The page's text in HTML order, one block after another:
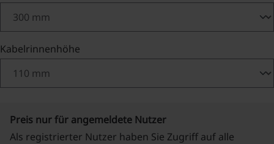
Kabelrinnenhöhe
Preis nur für angemeldete Nutzer
Als registrierter Nutzer haben Sie Zugriff auf alle